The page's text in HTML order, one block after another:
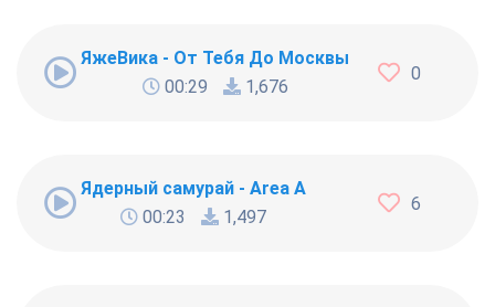
ЯжеВика - От Тебя До Москвы
00:29
1,676
0
Ядерный самурай - Area A
00:23
1,497
6